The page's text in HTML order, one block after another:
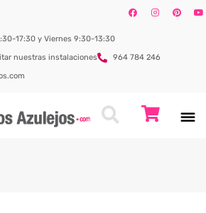
17:30 y Viernes 9:30-13:30
nuestras instalaciones
964 784 246